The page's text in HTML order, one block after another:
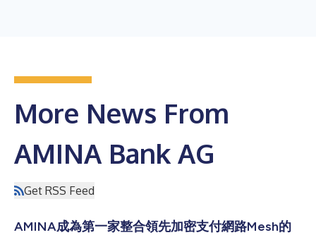
More News From
AMINA Bank AG
Get RSS Feed
AMINA成為第一家整合領先加密支付網路Mesh的